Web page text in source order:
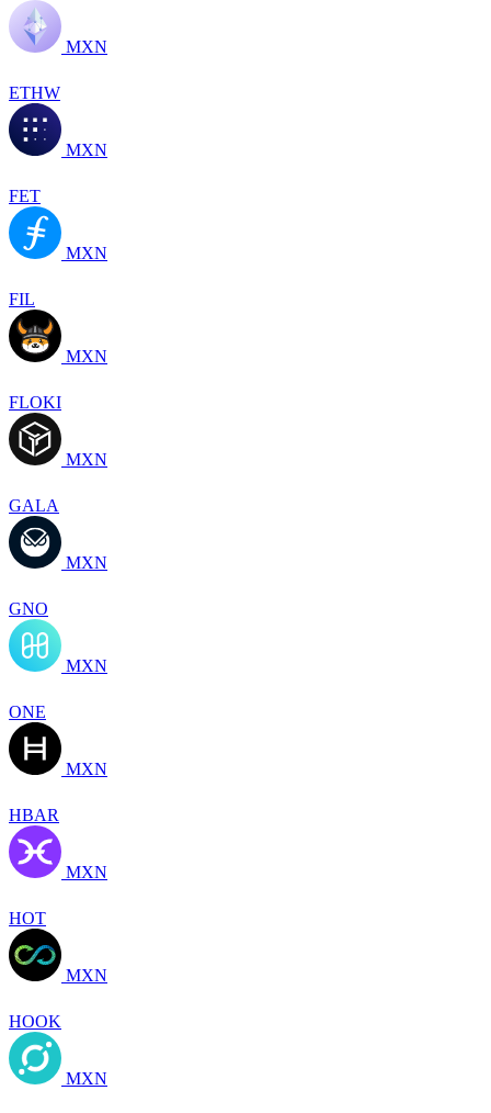
MXN
ETHW
MXN
FET
MXN
FIL
MXN
FLOKI
MXN
GALA
MXN
GNO
MXN
ONE
MXN
HBAR
MXN
HOT
MXN
HOOK
MXN